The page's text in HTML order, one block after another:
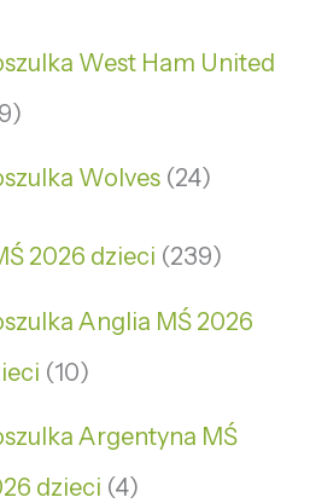
West Ham United
Wolves 24
2026 dzieci 239
Anglia MŚ 2026
10
Argentyna MŚ
dzieci 4